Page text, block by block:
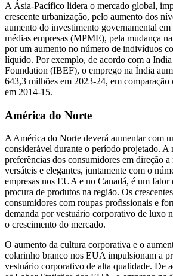
A Ásia-Pacífico lidera o mercado global,
crescente urbanização, pelo aumento dos
aumento do investimento governamental
médias empresas (MPME), pela mudança
por um aumento no número de indivíduos
líquido. Por exemplo, de acordo com a
Foundation (IBEF), o emprego na Índia
643,3 milhões em 2023-24, em
em 2014-15.
América do Norte
A América do Norte deverá aumentar com
considerável durante o período projetado. A
preferências dos consumidores em direção
versáteis e elegantes, juntamente com o
empresas nos EUA e no Canadá, é um fator
procura de produtos na região. Os
consumidores com roupas profissionais e
demanda por vestuário corporativo de luxo
o crescimento do mercado.
O aumento da cultura corporativa e o
colarinho branco nos EUA impulsionam a
vestuário corporativo de alta qualidade. De